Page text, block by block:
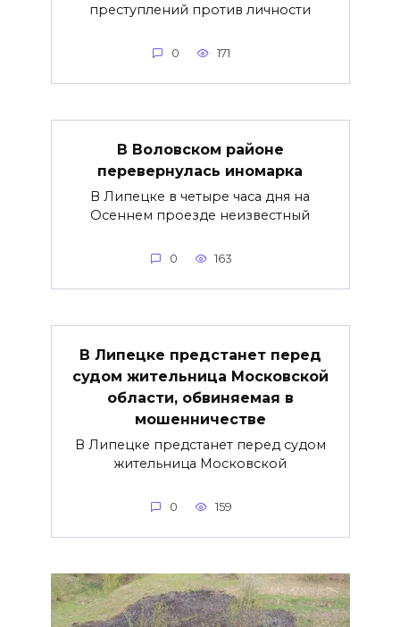
преступлений против личности
0 171
В Воловском районе
перевернулась иномарка
В Липецке в четыре часа дня на
Осеннем проезде неизвестный
0 163
В Липецке предстанет перед
судом жительница Московской
области, обвиняемая в
мошенничестве
В Липецке предстанет перед судом
жительница Московской
0 159